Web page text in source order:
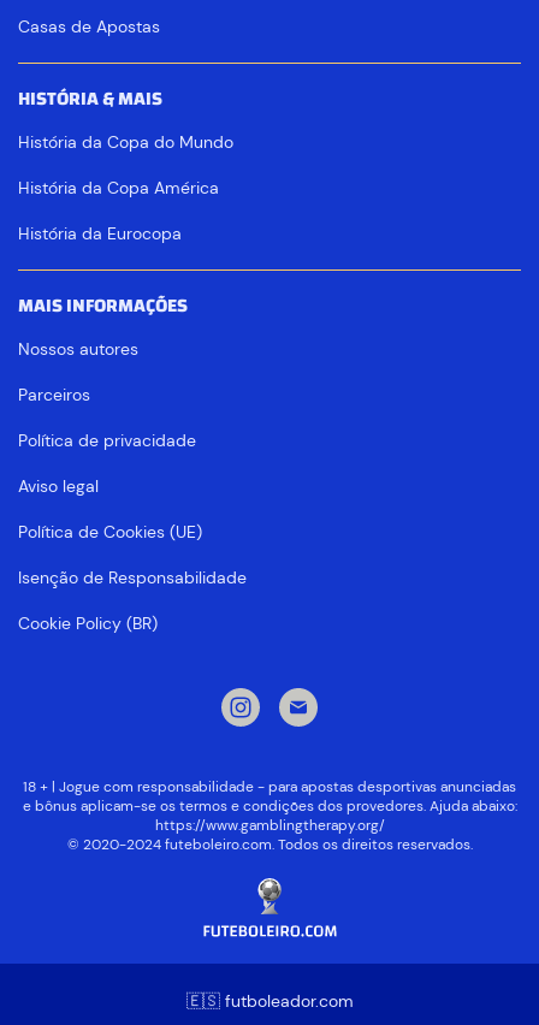
Casas de Apostas
HISTÓRIA & MAIS
História da Copa do Mundo
História da Copa América
História da Eurocopa
MAIS INFORMAÇÕES
Nossos autores
Parceiros
Política de privacidade
Aviso legal
Política de Cookies (UE)
Isenção de Responsabilidade
Cookie Policy (BR)
18 + | Jogue com responsabilidade - para apostas desportivas anunciadas
e bônus aplicam-se os termos e condições dos provedores. Ajuda abaixo:
https://www.gamblingtherapy.org/
© 2020-2024 futeboleiro.com. Todos os direitos reservados.
🇪🇸 futboleador.com